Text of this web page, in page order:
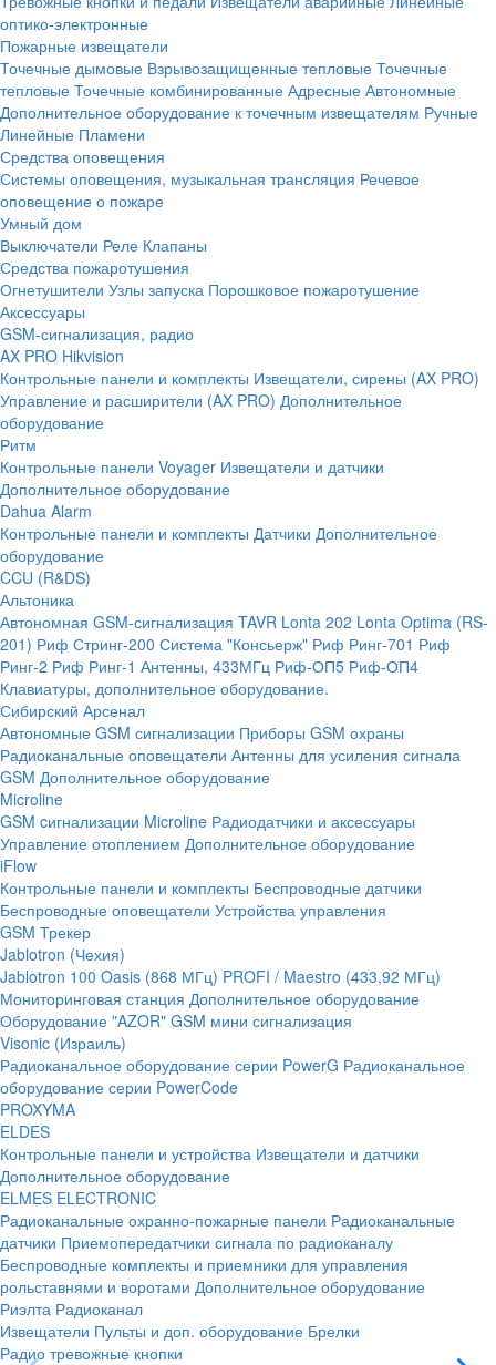
оптико-электронные
Пожарные извещатели
Точечные дымовые Взрывозащищенные тепловые Точечные
тепловые Точечные комбинированные Адресные Автономные
Дополнительное оборудование к точечным извещателям Ручные
Линейные Пламени
Средства оповещения
Системы оповещения, музыкальная трансляция Речевое
оповещение о пожаре
Умный дом
Выключатели Реле Клапаны
Средства пожаротушения
Огнетушители Узлы запуска Порошковое пожаротушение
Аксессуары
GSM-сигнализация, радио
AX PRO Hikvision
Контрольные панели и комплекты Извещатели, сирены (AX PRO)
Управление и расширители (AX PRO) Дополнительное
оборудование
Ритм
Контрольные панели Voyager Извещатели и датчики
Дополнительное оборудование
Dahua Alarm
Контрольные панели и комплекты Датчики Дополнительное
оборудование
CCU (R&DS)
Альтоника
Автономная GSM-сигнализация TAVR Lonta 202 Lonta Optima (RS-
201) Риф Стринг-200 Система "Консьерж" Риф Ринг-701 Риф
Ринг-2 Риф Ринг-1 Антенны, 433МГц Риф-ОП5 Риф-ОП4
Клавиатуры, дополнительное оборудование.
Сибирский Арсенал
Автономные GSM сигнализации Приборы GSM охраны
Радиоканальные оповещатели Антенны для усиления сигнала
GSM Дополнительное оборудование
Microline
GSM cигнализации Microline Радиодатчики и аксессуары
Управление отоплением Дополнительное оборудование
iFlow
Контрольные панели и комплекты Беспроводные датчики
Беспроводные оповещатели Устройства управления
GSM Трекер
Jablotron (Чехия)
Jablotron 100 Oasis (868 МГц) PROFI / Maestro (433,92 МГц)
Мониторинговая станция Дополнительное оборудование
Оборудование "AZOR" GSM мини сигнализация
Visonic (Израиль)
Радиоканальное оборудование серии PowerG Радиоканальное
оборудование серии PowerCode
PROXYMA
ELDES
Контрольные панели и устройства Извещатели и датчики
Дополнительное оборудование
ELMES ELECTRONIC
Радиоканальные охранно-пожарные панели Радиоканальные
датчики Приемопередатчики сигнала по радиоканалу
Беспроводные комплекты и приемники для управления
рольставнями и воротами Дополнительное оборудование
Риэлта Радиоканал
Извещатели Пульты и доп. оборудование Брелки
Радио тревожные кнопки